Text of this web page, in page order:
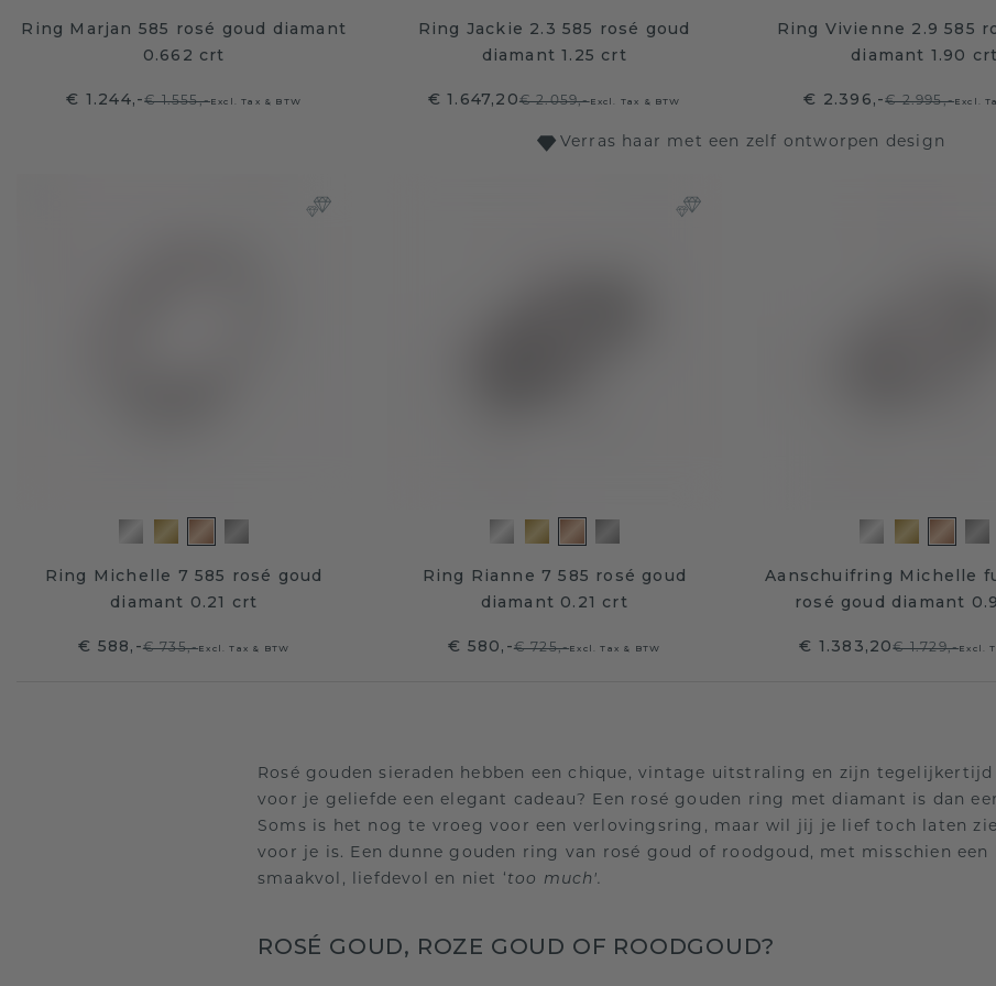
Ring Marjan 585 rosé goud diamant
0.662 crt
€ 1.244,-€ 1.555,-Excl. Tax & BTW
Ring Jackie 2.3 585 rosé goud
diamant 1.25 crt
€ 1.647,20€ 2.059,-Excl. Tax & BTW
Ring Vivienne 2.9 585
diamant 1.90 crt
€ 2.396,-€ 2.995,-Excl.
Verras haar met een zelf ontworpen design
Ring Michelle 7 585 rosé goud
diamant 0.21 crt
€ 588,-€ 735,-Excl. Tax & BTW
Ring Rianne 7 585 rosé goud
diamant 0.21 crt
€ 580,-€ 725,-Excl. Tax & BTW
Aanschuifring Michelle
rosé goud diamant
€ 1.383,20€ 1.729,-Excl.
Rosé gouden sieraden hebben een chique, vintage uitstraling en zijn
voor je geliefde een elegant cadeau? Een rosé gouden ring met diamant is dan
Soms is het nog te vroeg voor een verlovingsring, maar wil jij je lief toch laten
voor je is. Een dunne gouden ring van rosé goud of roodgoud, met misschien een
smaakvol, liefdevol en niet ‘ too much'.
ROSÉ GOUD, ROZE GOUD OF ROODGOUD?